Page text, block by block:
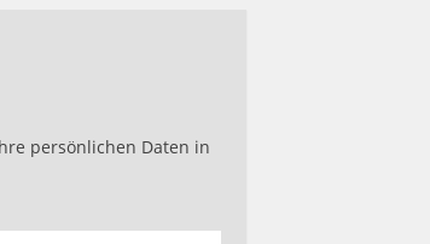
persönlichen Daten in